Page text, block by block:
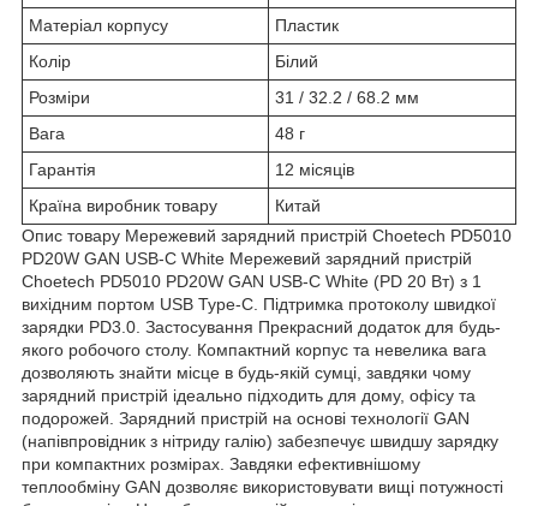
Матеріал корпусу
Пластик
Колір
Білий
Розміри
31 / 32.2 / 68.2 мм
Вага
48 г
Гарантія
12 місяців
Країна виробник товару
Китай
Опис товару Мережевий зарядний пристрій Choetech PD5010
PD20W GAN USB-C White Мережевий зарядний пристрій
Choetech PD5010 PD20W GAN USB-C White (PD 20 Вт) з 1
вихідним портом USB Type-C. Підтримка протоколу швидкої
зарядки PD3.0. Застосування Прекрасний додаток для будь-
якого робочого столу. Компактний корпус та невелика вага
дозволяють знайти місце в будь-якій сумці, завдяки чому
зарядний пристрій ідеально підходить для дому, офісу та
подорожей. Зарядний пристрій на основі технології GAN
(напівпровідник з нітриду галію) забезпечує швидшу зарядку
при компактних розмірах. Завдяки ефективнішому
теплообміну GAN дозволяє використовувати вищі потужності